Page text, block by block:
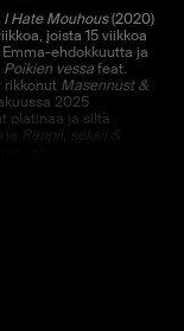
I Hate Mouhous(2020)
joista 15 viikkoa
ehdokkuutta ja
Poikien vessafeat.
rikkonut Masennust &
2025
platinaa ja siltä
ja
Räppii, seksii &
ja noussut
Suomen
myös sosiaalisessa